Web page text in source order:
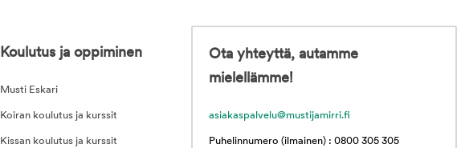
Koulutus ja oppiminen
Musti Eskari
Koiran koulutus ja kurssit
Kissan koulutus ja kurssit
Ota yhteyttä, autamme
mielellämme!
asiakaspalvelu@mustijamirri.fi
Puhelinnumero (ilmainen) : 0800 305 305